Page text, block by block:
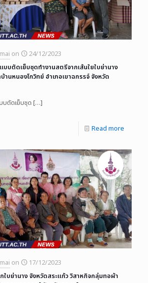
on
24/12/2023
บบตัดเย็บชุดทำงานสตรีจากเส้นใยใบย่านาง
นหนองโกวิทย์ อำเภอเขาฉกรรจ์ จังหวัด
บตัดเย็บชุด[…]
Read more
on
17/12/2023
กใบย่านาง จังหวัดสระแก้ว วิสาหกิจกลุ่มทอผ้า